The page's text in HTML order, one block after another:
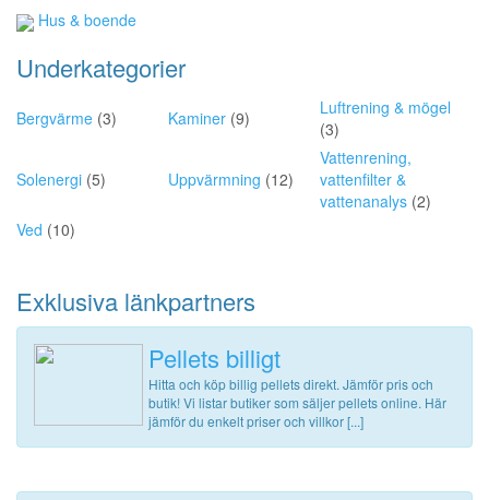
Hus & boende
Underkategorier
Bergvärme (3) Kaminer (9)
Luftrening & mögel
(3)
Solenergi (5) Uppvärmning (12)
Vattenrening,
vattenfilter &
vattenanalys (2)
Ved (10)
Exklusiva länkpartners
Pellets billigt
Hitta och köp billig pellets direkt. Jämför pris och
butik! Vi listar butiker som säljer pellets online. Här
jämför du enkelt priser och villkor [...]